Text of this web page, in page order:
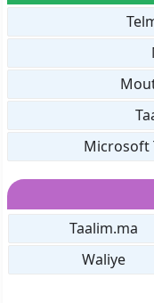
Taalim.ma
Waliye